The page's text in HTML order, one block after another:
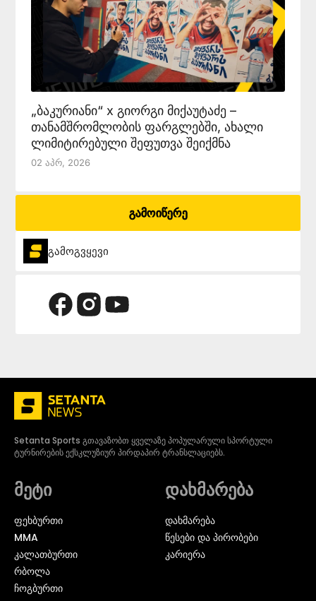
„ბაკურიანი“ x გიორგი მიქაუტაძე –
თანამშრომლობის ფარგლებში, ახალი
ლიმიტირებული შეფუთვა შეიქმნა
02 Აპრ, 2026
გამოიწერე
გამოგვყევი
Setanta Sports გთავაზობთ ყველაზე პოპულარული სპორტული
ტურნირების ექსკლუზიურ პირდაპირ ტრანსლაციებს.
მეტი
ᲤᲔᲮᲑᲣᲠᲗᲘ
MMA
ᲙᲐᲚᲐᲗᲑᲣᲠᲗᲘ
ᲠᲑᲝᲚᲐ
ᲩᲝᲒᲑᲣᲠᲗᲘ
დახმარება
დახმარება
წესები და პირობები
კარიერა